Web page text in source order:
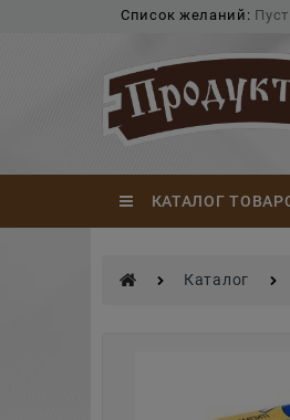
Список желаний: Пуст
КАТАЛОГ
Каталог